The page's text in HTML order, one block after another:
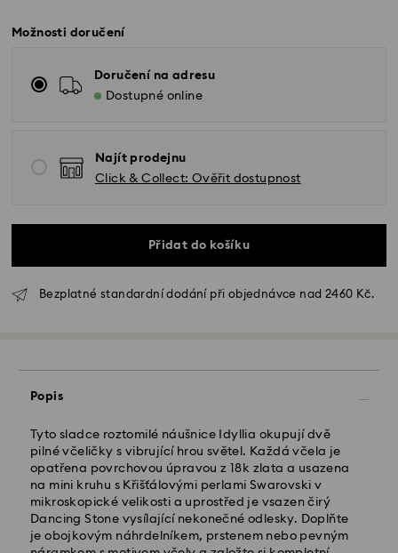
Možnosti doručení
Doručení na adresu
Dostupné online
Najít prodejnu
Click & Collect: Ověřit dostupnost
Přidat do košíku
Bezplatné standardní dodání při objednávce nad 2460 Kč.
Popis
Tyto sladce roztomilé náušnice Idyllia okupují dvě
pilné včeličky s vibrující hrou světel. Každá včela je
opatřena povrchovou úpravou z 18k zlata a usazena
na mini kruhu s Křišťálovými perlami Swarovski v
mikroskopické velikosti a uprostřed je vsazen čirý
Dancing Stone vysílající nekonečné odlesky. Doplňte
je obojkovým náhrdelníkem, prstenem nebo pevným
Objednávky podané od pondělí do pátku do 10:00
SEČ budou zpracovány a odeslány tentýž pracovní
Standardní dodací lhůta: 2 pracovní dny po
zpracování a odeslání
Standardní náklady na dopravu: CZK 180
Standardní doprava zdarma nad: CZK 2460
Expresní doručení -FedEx